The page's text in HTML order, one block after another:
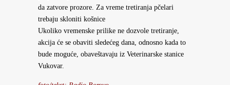
da zatvore prozore. Za vreme tretiranja pčelari
trebaju skloniti košnice
Ukoliko vremenske prilike ne dozvole tretiranje,
akcija će se obaviti sledećeg dana, odnosno kada to
bude moguće, obaveštavaju iz Veterinarske stanice
Vukovar.